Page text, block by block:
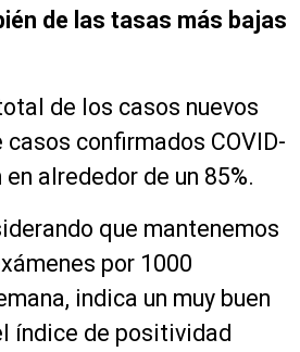
de las tasas más bajas
de los casos nuevos
casos confirmados COVID-
alrededor de un 85%.
que mantenemos
por 1000
indica un muy buen
índice de positividad